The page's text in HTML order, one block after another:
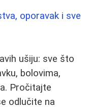
oporavak i sve
ušiju: sve što
bolovima,
Pročitajte
odlučite na